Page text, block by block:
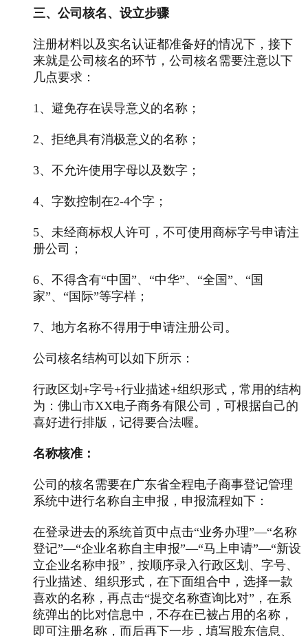
三、公司核名、设立步骤
注册材料以及实名认证都准备好的情况下，接下
来就是公司核名的环节，公司核名需要注意以下
几点要求：
1、避免存在误导意义的名称；
2、拒绝具有消极意义的名称；
3、不允许使用字母以及数字；
4、字数控制在2-4个字；
5、未经商标权人许可，不可使用商标字号申请注
册公司；
6、不得含有“中国”、“中华”、“全国”、“国
家”、“国际”等字样；
7、地方名称不得用于申请注册公司。
公司核名结构可以如下所示：
行政区划+字号+行业描述+组织形式，常用的结构
为：佛山市XX电子商务有限公司，可根据自己的
喜好进行排版，记得要合法喔。
名称核准：
公司的核名需要在广东省全程电子商事登记管理
系统中进行名称自主申报，申报流程如下：
在登录进去的系统首页中点击“业务办理”—“名称
登记”—“企业名称自主申报”—“马上申请”—“新设
立企业名称申报”，按顺序录入行政区划、字号、
行业描述、组织形式，在下面组合中，选择一款
喜欢的名称，再点击“提交名称查询比对”，在系
统弹出的比对信息中，不存在已被占用的名称，
即可注册名称，而后再下一步，填写股东信息、